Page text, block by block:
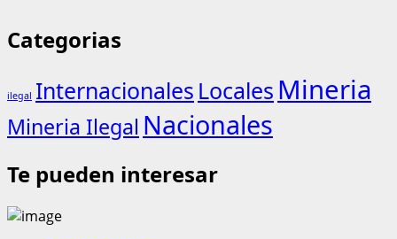
Categorias
ilegal Internacionales Locales Mineria
Mineria Ilegal Nacionales
Te pueden interesar